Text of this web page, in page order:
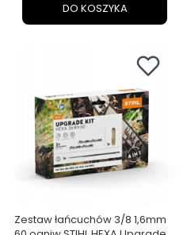
DO KOSZYKA
Zestaw łańcuchów 3/8 1,6mm